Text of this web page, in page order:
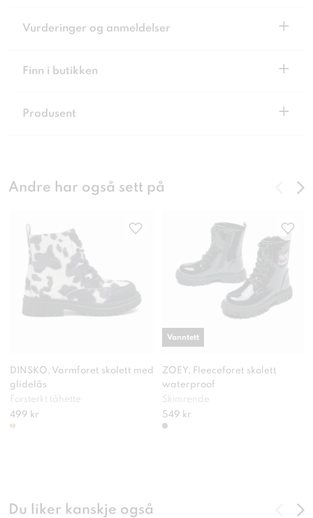
Vurderinger og anmeldelser +
Finn i butikken +
Produsent +
Andre har også sett på
DINSKO, Varmforet skolett med
glidelås
Forsterkt tåhette
499 kr
ZOEY, Fleeceforet skolett
waterproof
Skimrende
549 kr
Vanntett
Du liker kanskje også